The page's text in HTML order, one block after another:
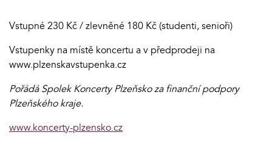
Vstupné 230 Kč / zlevněné 180 Kč (studenti, senioři)
Vstupenky na místě koncertu a v předprodeji na
www.plzenskavstupenka.cz
Pořádá Spolek Koncerty Plzeňsko za finanční podpory
Plzeňského kraje.
www.koncerty-plzensko.cz